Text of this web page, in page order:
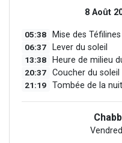
8 Août
05:38 Mise des Téfilines
06:37 Lever du soleil
13:38 Heure de milieu
20:37 Coucher du soleil
21:19 Tombée de la nuit